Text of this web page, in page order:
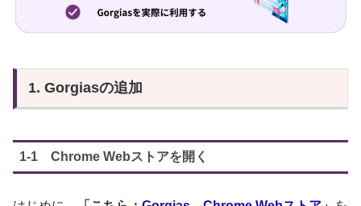
1. Gorgiasの追加
1-1 Chrome Webストアを開く